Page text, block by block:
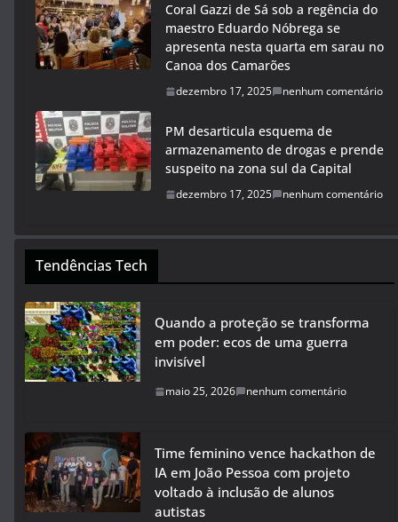
Coral Gazzi de Sá sob a regência do
maestro Eduardo Nóbrega se
apresenta nesta quarta em sarau no
Canoa dos Camarões
dezembro 17, 2025 nenhum comentário
PM desarticula esquema de
armazenamento de drogas e prende
suspeito na zona sul da Capital
dezembro 17, 2025 nenhum comentário
Tendências Tech
Quando a proteção se transforma
em poder: ecos de uma guerra
invisível
maio 25, 2026 nenhum comentário
Time feminino vence hackathon de
IA em João Pessoa com projeto
voltado à inclusão de alunos
autistas